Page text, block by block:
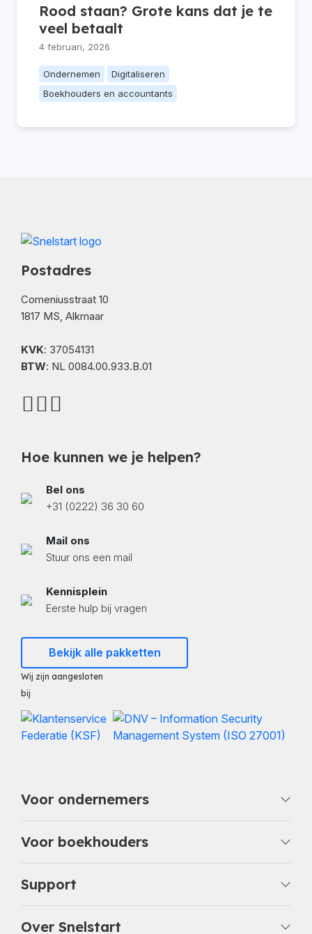
Rood staan? Grote kans dat je te
veel betaalt
4 februari, 2026
Ondernemen
Digitaliseren
Boekhouders en accountants
Postadres
Comeniusstraat 10
1817 MS, Alkmaar
KVK: 37054131
BTW: NL 0084.00.933.B.01
Hoe kunnen we je helpen?
Bel ons
+31 (0222) 36 30 60
Mail ons
Stuur ons een mail
Kennisplein
Eerste hulp bij vragen
Bekijk alle pakketten
Wij zijn aangesloten
bij
Voor ondernemers
Voor boekhouders
Support
Over Snelstart